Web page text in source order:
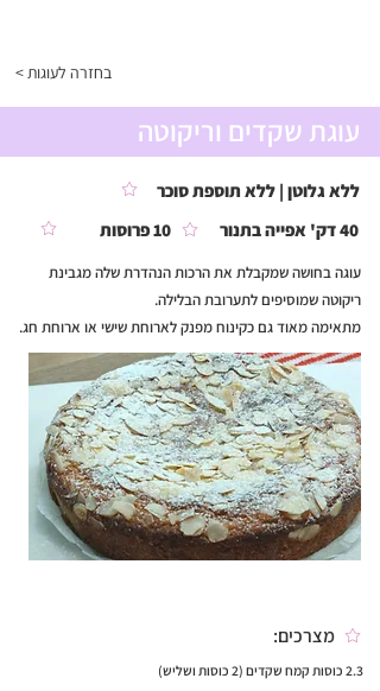
< בחזרה לעוגות
עוגת שקדים וריקוטה
40 דק' אפייה בתנור 10 פרוסות
ללא גלוטן | ללא תוספת סוכר
עוגה בחושה שמקבלת את הרכות הנהדרת שלה מגבינת
ריקוטה שמוסיפים לתערובת הבלילה.
מתאימה מאוד גם כקינוח מפנק לארוחת שישי או ארוחת חג.
מצרכים:
2.3 כוסות קמח שקדים (2 כוסות ושליש)